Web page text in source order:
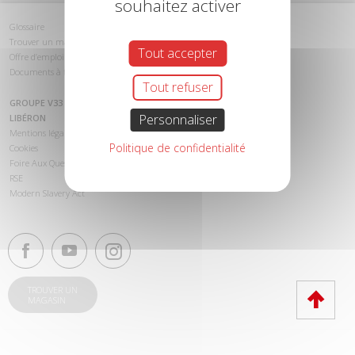
Glossaire
Trouver un magasin
Offre d’emploi
Documents à télécharger
GROUPE V33
LIBÉRON
Mentions légales
Cookies
Foire Aux Questions (FAQ)
RSE
Modern Slavery Act
souhaitez activer
Tout accepter
Tout refuser
Personnaliser
Politique de confidentialité